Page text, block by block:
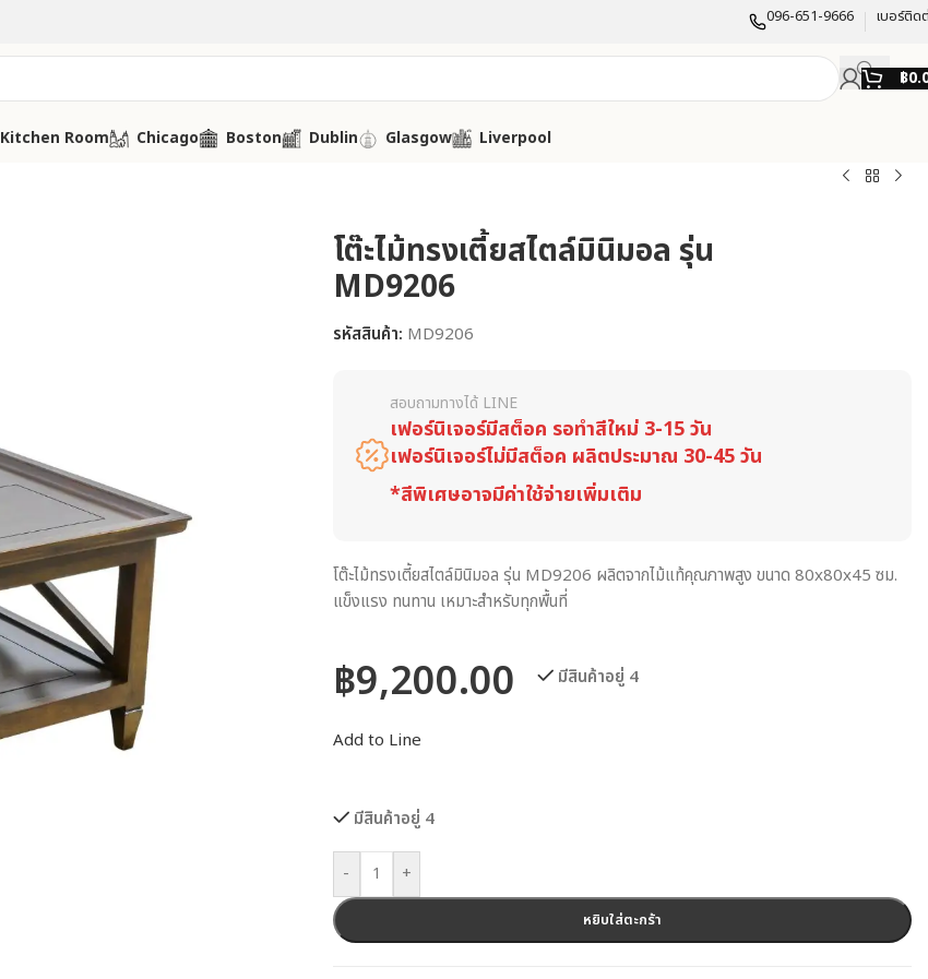
096-651-9666 เบอร์ติด
฿
Kitchen Room Chicago Boston Dublin Glasgow Liverpool
โต๊ะไม้ทรงเตี้ยสไตล์มินิมอล รุ่น
MD9206
รหัสสินค้า: MD9206
สอบถามทางได้ LINE
เฟอร์นิเจอร์มีสต็อค รอทำสีใหม่ 3-15 วัน
เฟอร์นิเจอร์ไม่มีสต็อค ผลิตประมาณ 30-45 วัน
*สีพิเศษอาจมีค่าใช้จ่ายเพิ่มเติม
โต๊ะไม้ทรงเตี้ยสไตล์มินิมอล รุ่น MD9206 ผลิตจากไม้แท้คุณภาพสูง ขนาด 80x80x45 ซม.
แข็งแรง ทนทาน เหมาะสำหรับทุกพื้นที่
฿9,200.00 มีสินค้าอยู่ 4
Add to Line
มีสินค้าอยู่ 4
- +
หยิบใส่ตะกร้า